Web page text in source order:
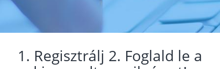
1. Regisztrálj 2. Foglald le a